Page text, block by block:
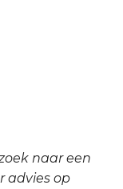
naar een
advies op